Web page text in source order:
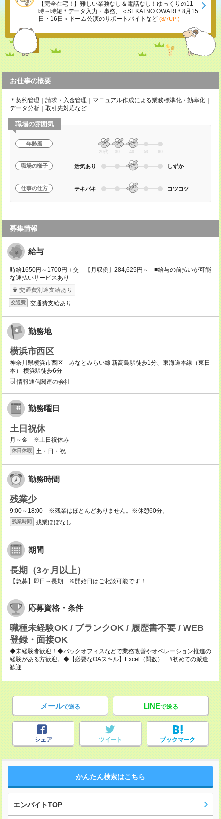
【完全在宅！】難しい業務なし＆電話なし！ゆっくりの11
時～時短＊データ入力・事務、＜SEKAI NO OWARI＊8月15
日・16日＞ドーム公演のサポートバイトなど (8/7UP!)
お仕事の概要
＊契約管理｜請求・入金管理｜マニュアル作成による業務標準化・効率化｜
データ分析｜取引先対応など
職場の雰囲気
年齢層
20代 30 40 50 60
職場の様子 活気あり しずか
仕事の仕方 テキパキ コツコツ
募集情報
給与
時給1650円～1700円＋交 【月収例】284,625円～ ■給与の前払いが可能
な速払いサービスあり
交通費別途支給あり
交通費 交通費支給あり
勤務地
横浜市西区
神奈川県横浜市西区 みなとみらい線 新高島駅徒歩1分、東海道本線（東日
本） 横浜駅徒歩6分
情報通信関連の会社
勤務曜日
土日祝休
月～金 ※土日祝休み
休日休暇 土・日・祝
勤務時間
残業少
9:00～18:00 ※残業はほとんどありません。※休憩60分。
残業時間 残業ほぼなし
期間
長期（3ヶ月以上）
【急募】即日～長期 ※開始日はご相談可能です！
応募資格・条件
職種未経験OK / ブランクOK / 履歴書不要 / WEB
登録・面接OK
◆未経験者歓迎！◆バックオフィスなどで業務改善やオペレーション推進の
経験がある方歓迎。◆【必要なOAスキル】Excel（関数） #初めての派遣
歓迎
メールで送る LINEで送る
シェア ツイート ブックマーク
かんたん検索はこちら
エンバイトTOP